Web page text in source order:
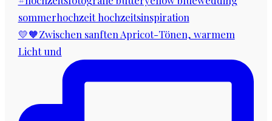
💛🧡Zwischen sanften Apricot-Tönen, warmem
Licht und